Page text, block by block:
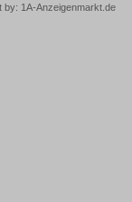
1A-Anzeigenmarkt.de